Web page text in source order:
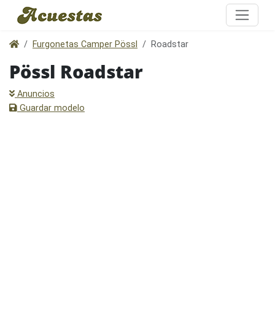
Furgonetas Camper Pössl Roadstar
Pössl Roadstar
Anuncios
Guardar modelo